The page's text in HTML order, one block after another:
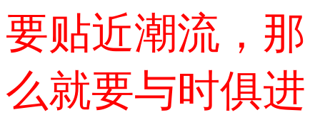
要贴近潮流，那
么就要与时俱进